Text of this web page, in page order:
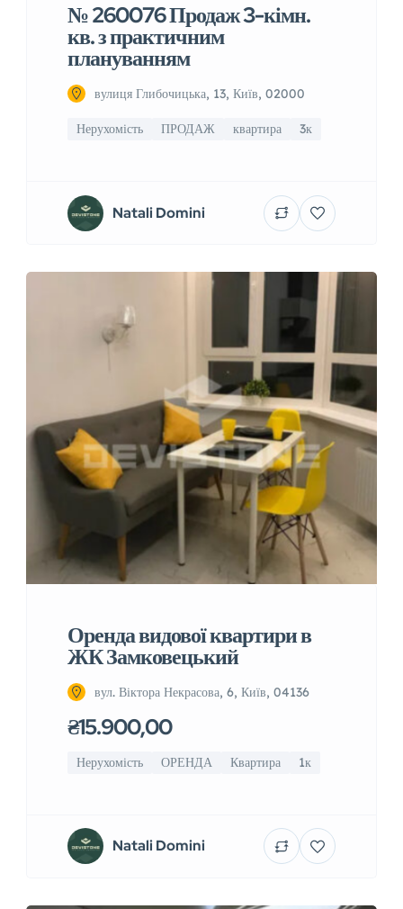
№ 260076 Продаж 3-кімн.
кв. з практичним
плануванням
вулиця Глибочицька, 13, Київ, 02000
Нерухомість ПРОДАЖ квартира 3к
Natali Domini
Оренда видової квартири в
ЖК Замковецький
вул. Віктора Некрасова, 6, Київ, 04136
₴15.900,00
Нерухомість ОРЕНДА Квартира 1к
Natali Domini